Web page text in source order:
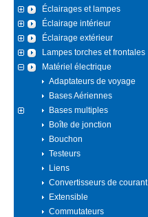
Éclairages et lampes
Éclairage intérieur
Éclairage extérieur
Lampes torches et frontales
Matériel électrique
Adaptateurs de voyage
Bases Aériennes
Bases multiples
Boîte de jonction
Bouchon
Testeurs
Liens
Convertisseurs de courant
Extensible
Commutateurs